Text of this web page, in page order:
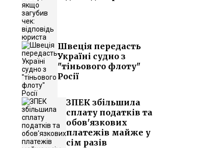
Швеція передасть
Україні судно з
"тіньового флоту"
Росії
ЗПЕК збільшила
сплату податків та
обов'язкових
платежів майже у
сім разів